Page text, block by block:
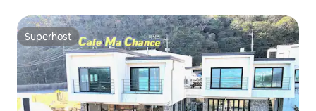
Bonach”
Superhost
Superhost